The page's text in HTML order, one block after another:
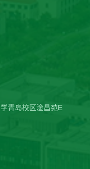
青岛校区淦昌苑E